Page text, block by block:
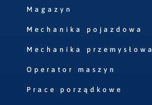
Magazyn
Mechanika pojazdowa
Mechanika przemysłowa
Operator maszyn
Prace porządkowe